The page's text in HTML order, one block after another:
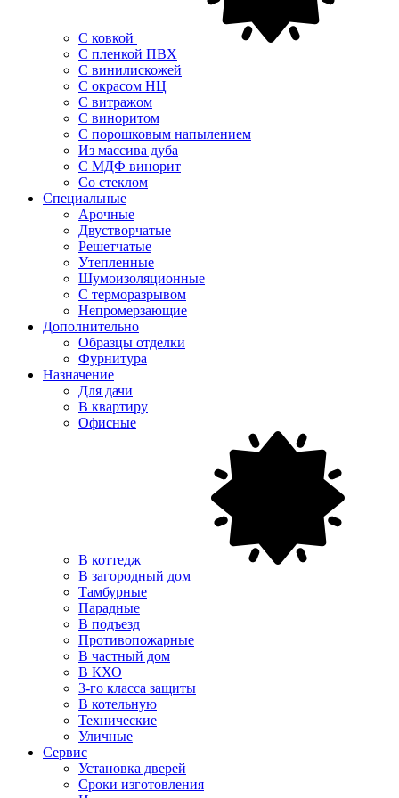
С ковкой
С пленкой ПВХ
С винилискожей
С окрасом НЦ
С витражом
С виноритом
С порошковым напылением
Из массива дуба
С МДФ винорит
Со стеклом
Специальные
Арочные
Двустворчатые
Решетчатые
Утепленные
Шумоизоляционные
С терморазрывом
Непромерзающие
Дополнительно
Образцы отделки
Фурнитура
Назначение
Для дачи
В квартиру
Офисные
В коттедж
В загородный дом
Тамбурные
Парадные
В подъезд
Противопожарные
В частный дом
В КХО
3-го класса защиты
В котельную
Технические
Уличные
Сервис
Установка дверей
Сроки изготовления